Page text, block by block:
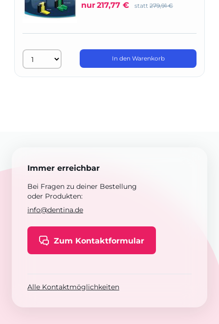
nur217,77 € statt 279,91 €
In den Warenkorb
Immer erreichbar
Bei Fragen zu deiner Bestellung
oder Produkten:
info@dentina.de
Zum Kontaktformular
Alle Kontaktmöglichkeiten